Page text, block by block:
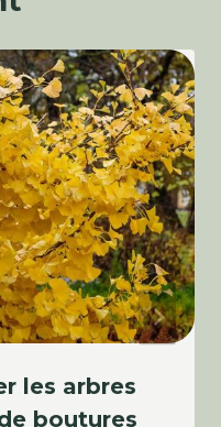
les arbres
boutures